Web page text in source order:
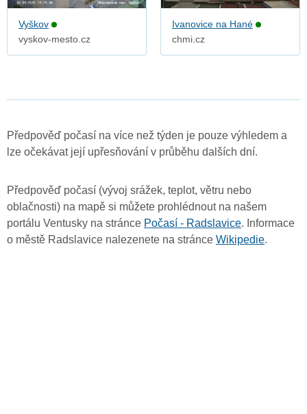
Vyškov
vyskov-mesto.cz
Ivanovice na Hané
chmi.cz
Předpověď počasí na více než týden je pouze výhledem a
lze očekávat její upřesňování v průběhu dalších dní.
Předpověď počasí (vývoj srážek, teplot, větru nebo
oblačnosti) na mapě si můžete prohlédnout na našem
portálu Ventusky na stránce Počasí - Radslavice. Informace
o městě Radslavice nalezenete na stránce Wikipedie.